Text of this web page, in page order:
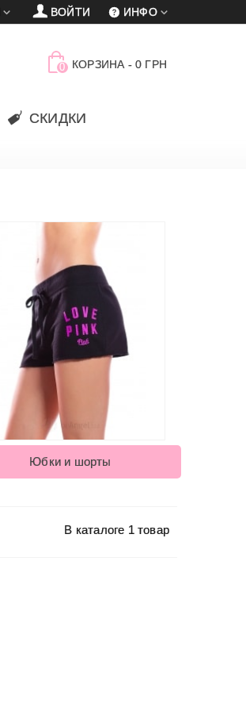
ИНФО
ВОЙТИ
0 КОРЗИНА - 0 ГРН
СКИДКИ
Юбки и шорты
В каталоге 1 товар